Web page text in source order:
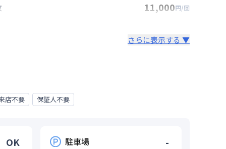
11,000円/回
さらに表示する ▼
店不要 保証人不要
OK 駐車場 -